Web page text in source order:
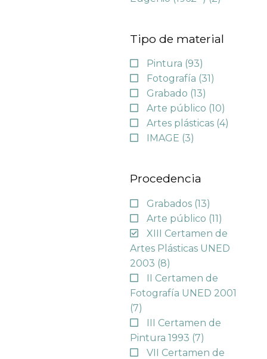
Tipo de material
Pintura (93)
Fotografía (31)
Grabado (13)
Arte público (10)
Artes plásticas (4)
IMAGE (3)
Procedencia
Grabados (13)
Arte público (11)
XIII Certamen de
Artes Plásticas UNED
2003 (8)
II Certamen de
Fotografía UNED 2001
(7)
III Certamen de
Pintura 1993 (7)
VII Certamen de